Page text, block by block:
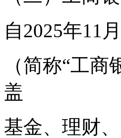
自2025年11
（简称“工
盖
基金、理财